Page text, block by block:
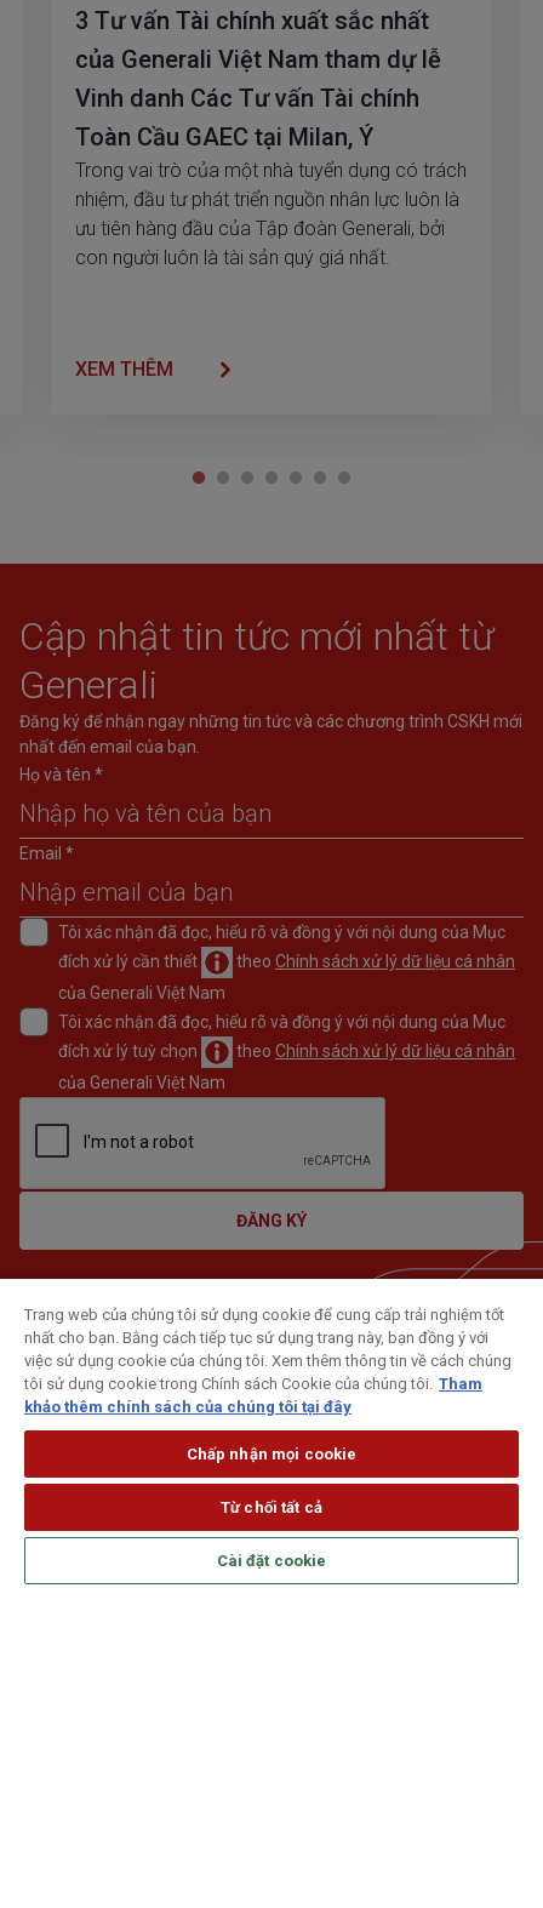
3 Tư vấn Tài chính xuất sắc nhất
của Generali Việt Nam tham dự lễ
Vinh danh Các Tư vấn Tài chính
Toàn Cầu GAEC tại Milan, Ý
Trong vai trò của một nhà tuyển dụng có trách
nhiệm, đầu tư phát triển nguồn nhân lực luôn là
ưu tiên hàng đầu của Tập đoàn Generali, bởi
con người luôn là tài sản quý giá nhất.
XEM THÊM
Cập nhật tin tức mới nhất từ
Generali
Đăng ký để nhận ngay những tin tức và các chương trình CSKH mới
nhất đến email của bạn.
Họ và tên *
Email *
Tôi xác nhận đã đọc, hiểu rõ và đồng ý với nội dung của Mục
đích xử lý cần thiết
theo Chính sách xử lý dữ liệu cá nhân
của Generali Việt Nam
Tôi xác nhận đã đọc, hiểu rõ và đồng ý với nội dung của Mục
đích xử lý tuỳ chọn
theo Chính sách xử lý dữ liệu cá nhân
của Generali Việt Nam
ĐĂNG KÝ
Theo dõi Generali trên mạng xã hội
Trang web của chúng tôi sử dụng cookie để cung cấp trải nghiệm tốt
nhất cho bạn. Bằng cách tiếp tục sử dụng trang này, bạn đồng ý với
việc sử dụng cookie của chúng tôi. Xem thêm thông tin về cách chúng
tôi sử dụng cookie trong Chính sách Cookie của chúng tôi. Tham
khảo thêm chính sách của chúng tôi tại đây
Chấp nhận mọi cookie
Từ chối tất cả
Cài đặt cookie